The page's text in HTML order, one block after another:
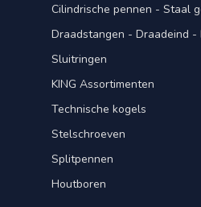
Cilindrische pennen - Staal
Draadstangen - Draadeind -
Sluitringen
KING Assortimenten
Technische kogels
Stelschroeven
Splitpennen
Houtboren